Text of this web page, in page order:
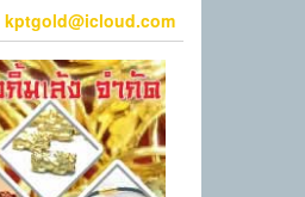
kptgold@icloud.com